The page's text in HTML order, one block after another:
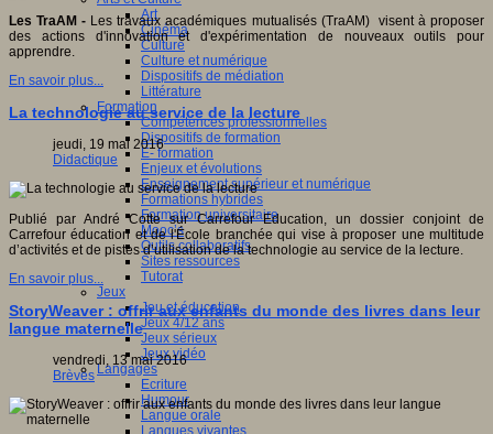
Art
Cinéma
Culture
Culture et numérique
Dispositifs de médiation
Littérature
Formation
Compétences professionnelles
Dispositifs de formation
E- formation
Enjeux et évolutions
Enseignement supérieur et numérique
Formations hybrides
Formation universitaire
Mooc’s
Outils collaboratifs
Sites ressources
Tutorat
Jeux
Jeu et éducation
Jeux 4/12 ans
Jeux sérieux
Jeux vidéo
Langages
Ecriture
Humour
Langue orale
Langues vivantes
Les TraAM - Les travaux académiques mutualisés (TraAM) visent à proposer
des actions d'innovation et d'expérimentation de nouveaux outils pour
apprendre.
En savoir plus...
La technologie au service de la lecture
jeudi, 19 mai 2016
Didactique
Publié par André Cotte sur Carrefour Education, un dossier conjoint de
Carrefour éducation et de l'École branchée qui vise à proposer une multitude
d’activités et de pistes d’utilisation de la technologie au service de la lecture.
En savoir plus...
StoryWeaver : offrir aux enfants du monde des livres dans leur
langue maternelle
vendredi, 13 mai 2016
Brèves